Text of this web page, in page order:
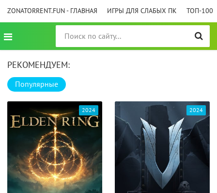
ZONATORRENT.FUN - ГЛАВНАЯ ИГРЫ ДЛЯ СЛАБЫХ ПК ТОП-100
РЕКОМЕНДУЕМ:
Популярные
2024 2024